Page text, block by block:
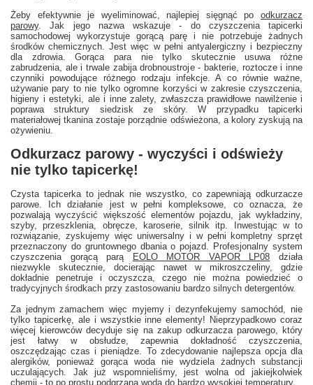
Żeby efektywnie je wyeliminować, najlepiej sięgnąć po odkurzacz
parowy. Jak jego nazwa wskazuje - do czyszczenia tapicerki
samochodowej wykorzystuje gorącą parę i nie potrzebuje żadnych
środków chemicznych. Jest więc w pełni antyalergiczny i bezpieczny
dla zdrowia. Gorąca para nie tylko skutecznie usuwa różne
zabrudzenia, ale i trwale zabija drobnoustroje - bakterie, roztocze i inne
czynniki powodujące różnego rodzaju infekcje. A co równie ważne,
używanie pary to nie tylko ogromne korzyści w zakresie czyszczenia,
higieny i estetyki, ale i inne zalety, zwłaszcza prawidłowe nawilżenie i
poprawa struktury siedzisk ze skóry. W przypadku tapicerki
materiałowej tkanina zostaje porządnie odświeżona, a kolory zyskują na
ożywieniu.
Odkurzacz parowy - wyczyści i odświeży
nie tylko tapicerkę!
Czysta tapicerka to jednak nie wszystko, co zapewniają odkurzacze
parowe. Ich działanie jest w pełni kompleksowe, co oznacza, że
pozwalają wyczyścić większość elementów pojazdu, jak wykładziny,
szyby, przeszklenia, obręcze, karoserie, silnik itp. Inwestując w to
rozwiązanie, zyskujemy więc uniwersalny i w pełni kompletny sprzęt
przeznaczony do gruntownego dbania o pojazd. Profesjonalny system
czyszczenia gorącą parą
EOLO MOTOR VAPOR LP08 działa
niezwykle skutecznie, docierając nawet w mikroszczeliny, gdzie
dokładnie penetruje i oczyszcza, czego nie można powiedzieć o
tradycyjnych środkach przy zastosowaniu bardzo silnych detergentów.
Za jednym zamachem więc myjemy i dezynfekujemy samochód, nie
tylko tapicerkę, ale i wszystkie inne elementy! Nieprzypadkowo coraz
więcej kierowców decyduje się na zakup odkurzacza parowego, który
jest łatwy w obsłudze, zapewnia dokładność czyszczenia,
oszczędzając czas i pieniądze. To zdecydowanie najlepsza opcja dla
alergików, ponieważ gorąca woda nie wydziela żadnych substancji
uczulających. Jak już wspomnieliśmy, jest wolna od jakiejkolwiek
chemii - to po prostu podgrzana woda do bardzo wysokiej temperatury.